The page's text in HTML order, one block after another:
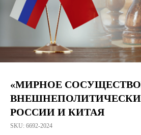
«МИРНОЕ
РОССИИ И КИТАЯ
SKU: 6692-2024